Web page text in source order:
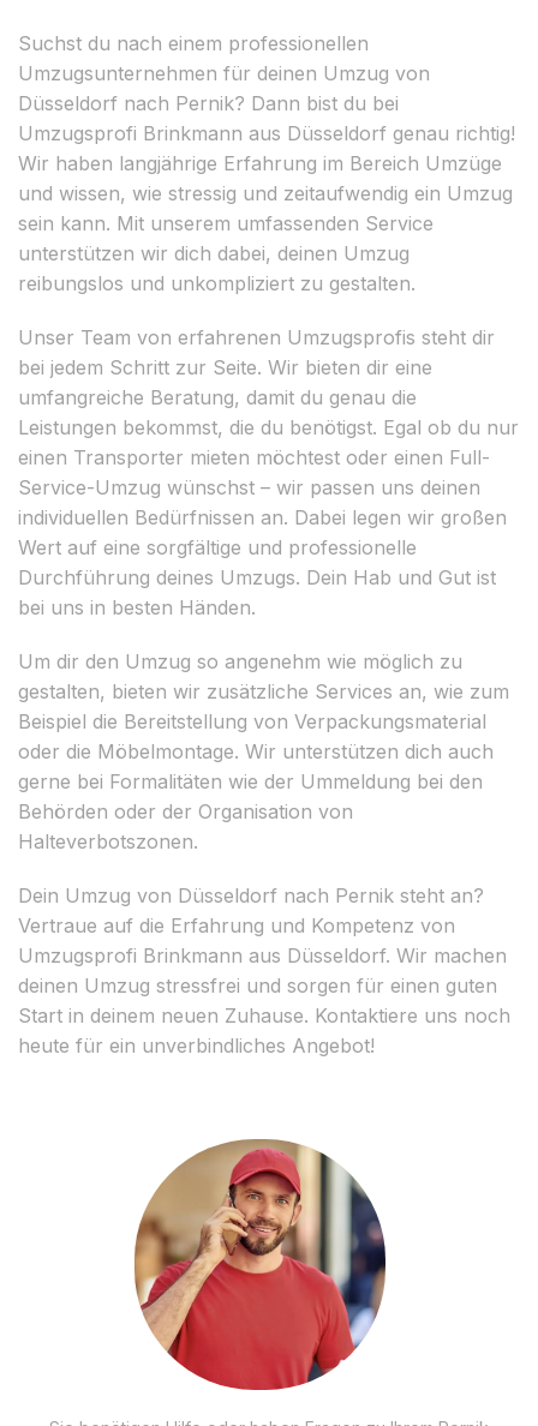
Suchst du nach einem professionellen
Umzugsunternehmen für deinen Umzug von
Düsseldorf nach Pernik? Dann bist du bei
Umzugsprofi Brinkmann aus Düsseldorf genau richtig!
Wir haben langjährige Erfahrung im Bereich Umzüge
und wissen, wie stressig und zeitaufwendig ein Umzug
sein kann. Mit unserem umfassenden Service
unterstützen wir dich dabei, deinen Umzug
reibungslos und unkompliziert zu gestalten.
Unser Team von erfahrenen Umzugsprofis steht dir
bei jedem Schritt zur Seite. Wir bieten dir eine
umfangreiche Beratung, damit du genau die
Leistungen bekommst, die du benötigst. Egal ob du nur
einen Transporter mieten möchtest oder einen Full-
Service-Umzug wünschst – wir passen uns deinen
individuellen Bedürfnissen an. Dabei legen wir großen
Wert auf eine sorgfältige und professionelle
Durchführung deines Umzugs. Dein Hab und Gut ist
bei uns in besten Händen.
Um dir den Umzug so angenehm wie möglich zu
gestalten, bieten wir zusätzliche Services an, wie zum
Beispiel die Bereitstellung von Verpackungsmaterial
oder die Möbelmontage. Wir unterstützen dich auch
gerne bei Formalitäten wie der Ummeldung bei den
Behörden oder der Organisation von
Halteverbotszonen.
Dein Umzug von Düsseldorf nach Pernik steht an?
Vertraue auf die Erfahrung und Kompetenz von
Umzugsprofi Brinkmann aus Düsseldorf. Wir machen
deinen Umzug stressfrei und sorgen für einen guten
Start in deinem neuen Zuhause. Kontaktiere uns noch
heute für ein unverbindliches Angebot!